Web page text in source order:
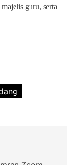
guru, serta